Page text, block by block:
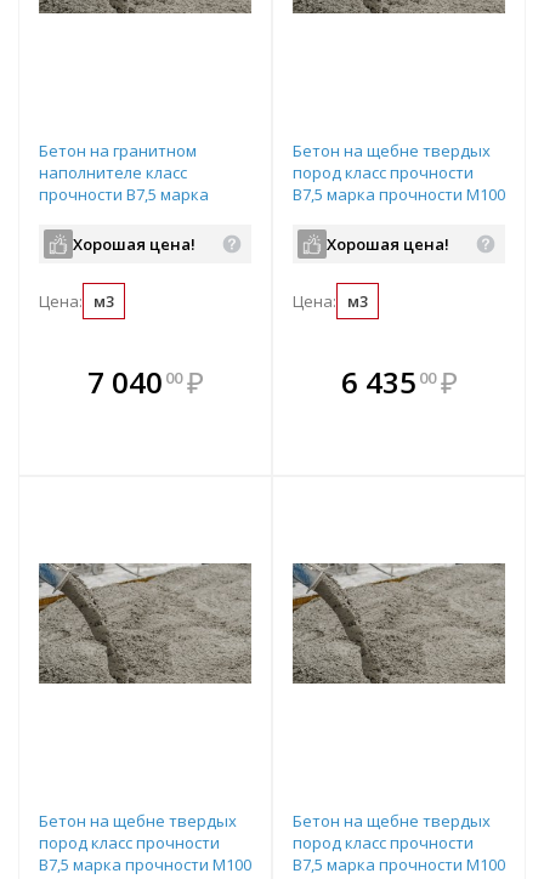
Бетон на гранитном
наполнителе класс
прочности B7,5 марка
подвижность П3
водопроницаемость W2 с
противоморозной
добавкой до -10 градусов
Хорошая цена!
Цена: м3
7 040 00 ₽
В комплекте
всегда выгоднее!
Бетон на щебне твердых
пород класс прочности
B7,5 марка прочности М100
водопроницаемость W2 с
ПМД до -15 градусов
Хорошая цена!
Цена: м3
В комплекте
всегда выгоднее!
6 435 00 ₽
Бетон на щебне твердых
пород класс прочности
B7,5 марка прочности М100
Бетон на щебне твердых
пород класс прочности
B7,5 марка прочности М100